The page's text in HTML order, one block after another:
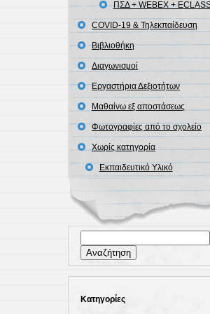
ΠΣΔ + WEBEX +
COVID-19 & Τηλεκπαίδευση
Βιβλιοθήκη
Διαγωνισμοί
Εργαστήρια Δεξιοτήτων
Μαθαίνω εξ αποστάσεως
Φωτογραφίες από το σχολείο
Χωρίς κατηγορία
Εκπαιδευτικό Υλικό
για:
Kατηγορίες